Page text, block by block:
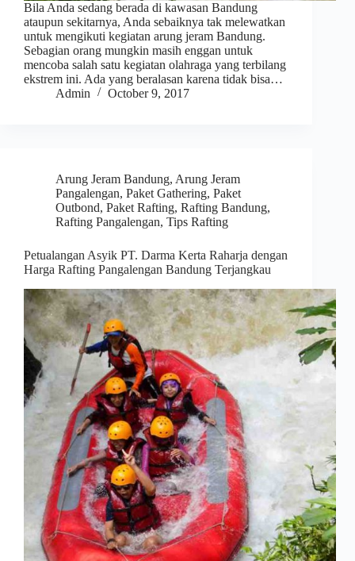
Bila Anda sedang berada di kawasan Bandung
ataupun sekitarnya, Anda sebaiknya tak melewatkan
untuk mengikuti kegiatan arung jeram Bandung.
Sebagian orang mungkin masih enggan untuk
mencoba salah satu kegiatan olahraga yang terbilang
ekstrem ini. Ada yang beralasan karena tidak bisa…
Admin
October 9, 2017
Arung Jeram Bandung, Arung Jeram
Pangalengan, Paket Gathering, Paket
Outbond, Paket Rafting, Rafting Bandung,
Rafting Pangalengan, Tips Rafting
Petualangan Asyik PT. Darma Kerta Raharja dengan
Harga Rafting Pangalengan Bandung Terjangkau